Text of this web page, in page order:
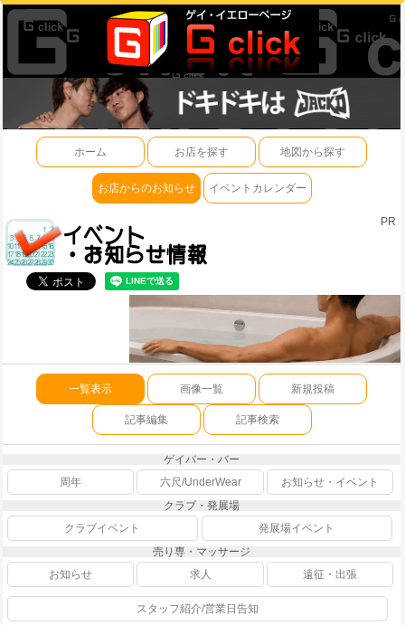
ホーム お店を探す 地図から探す
お店からのお知らせ イベントカレンダー
PR
一覧表示 画像一覧 新規投稿
記事編集 記事検索
ゲイバー・バー
周年
六尺/UnderWear
お知らせ・イベント
クラブ・発展場
クラブイベント
発展場イベント
売り専・マッサージ
お知らせ
求人 遠征・出張
スタッフ紹介/営業日告知